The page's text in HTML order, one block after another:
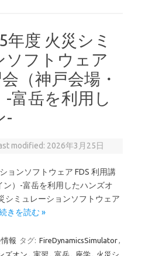
年度 火災シミ
ソフトウェア
（神戸会場・
富岳を利用し
-
modified: 2026年3月25日
ョンソフトウェア FDS 利用講
）-富岳を利用したハンズオ
シミュレーションソフトウェア
きを読む »
報 タグ: FireDynamicsSimulator,
ズオン , 実習 , 富岳, 座学, 火災シ